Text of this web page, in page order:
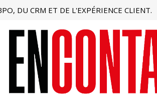
DU CRM ET DE L'EXPÉRIENCE CLIENT.